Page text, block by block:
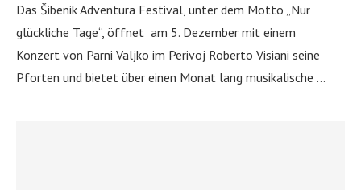
Das Šibenik Adventura Festival, unter dem Motto „Nur
glückliche Tage“, öffnet am 5. Dezember mit einem
Konzert von Parni Valjko im Perivoj Roberto Visiani seine
Pforten und bietet über einen Monat lang musikalische …